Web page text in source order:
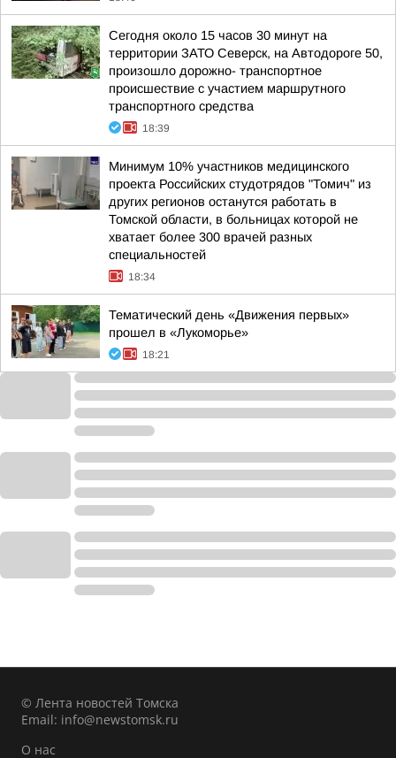
Сегодня около 15 часов 30 минут на
территории ЗАТО Северск, на Автодороге 50,
произошло дорожно- транспортное
происшествие с участием маршрутного
транспортного средства
18:39
Минимум 10% участников медицинского
проекта Российских студотрядов "Томич" из
других регионов останутся работать в
Томской области, в больницах которой не
хватает более 300 врачей разных
специальностей
18:34
Тематический день «Движения первых»
прошел в «Лукоморье»
18:21
© Лента новостей Томска
Email: info@newstomsk.ru
О нас